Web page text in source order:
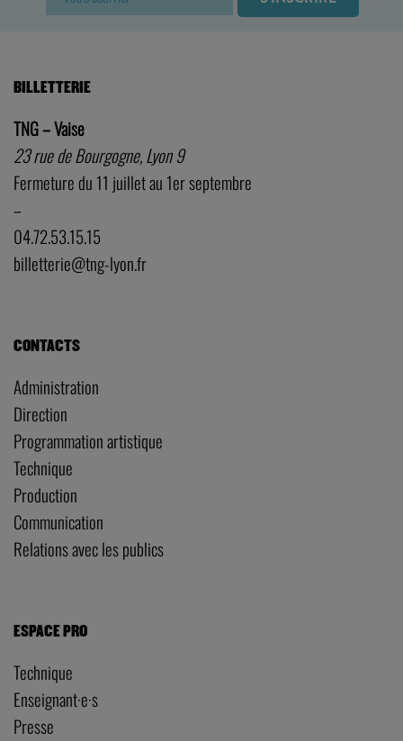
BILLETTERIE
TNG – Vaise
23 rue de Bourgogne, Lyon 9
Fermeture du 11 juillet au 1er septembre
–
04.72.53.15.15
billetterie@tng-lyon.fr
CONTACTS
Administration
Direction
Programmation artistique
Technique
Production
Communication
Relations avec les publics
ESPACE PRO
Technique
Enseignant·e·s
Presse